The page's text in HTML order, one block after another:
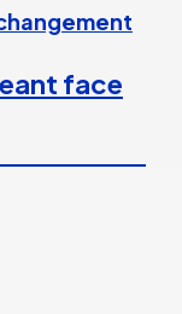
face